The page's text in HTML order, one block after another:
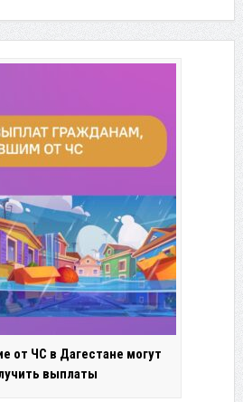
от ЧС в Дагестане могут
выплаты